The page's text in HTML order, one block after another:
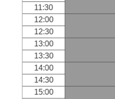
11:30
12:00
12:30
13:00
13:30
14:00
14:30
15:00